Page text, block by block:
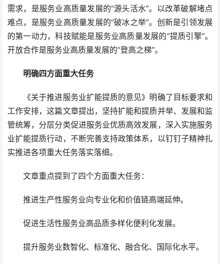
需求，是服务业高质量发展的“源头活水”。以改革破解堵点
难点，是服务业高质量发展的“破冰之举”。创新是引领发展
的第一动力，科技赋能是服务业高质量发展的“提质引擎”。
开放合作是服务业高质量发展的“登高之梯”。
明确四方面重大任务
《关于推进服务业扩能提质的意见》明确了目标要求和
工作安排，这篇文章提出，坚持扩能和提质并举、发展和监
管统筹，分层分类促进服务业优质高效发展，深入实施服务
业扩能提质行动，不断完善支持政策体系，以钉钉子精神扎
实推进各项重大任务落实落细。
文章重点提到了四个方面重大任务：
推进生产性服务业向专业化和价值链高端延伸。
促进生活性服务业高品质多样化便利化发展。
提升服务业数智化、标准化、融合化、国际化水平。